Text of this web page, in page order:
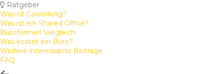
Ratgeber
Was ist Coworking?
Was ist ein Shared Office?
Büroformen Vergleich
Was kostet ein Büro?
Weitere interessante Beiträge
FAQ